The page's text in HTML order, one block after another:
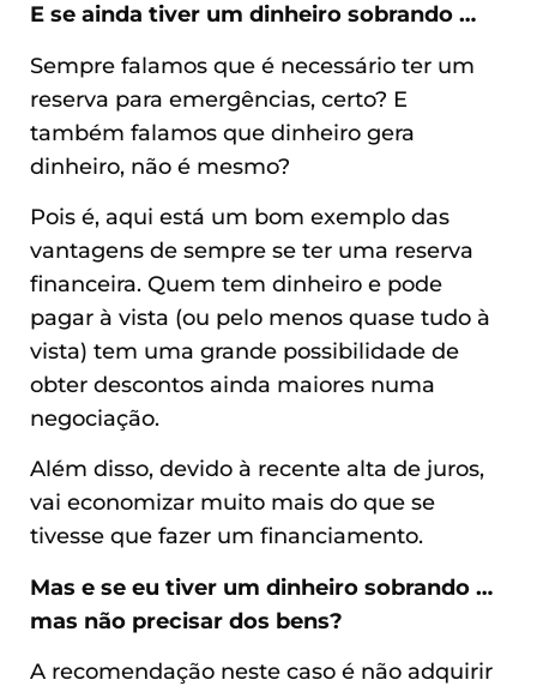
E se ainda tiver um dinheiro sobrando …
Sempre falamos que é necessário ter um
reserva para emergências, certo? E
também falamos que dinheiro gera
dinheiro, não é mesmo?
Pois é, aqui está um bom exemplo das
vantagens de sempre se ter uma reserva
financeira. Quem tem dinheiro e pode
pagar à vista (ou pelo menos quase tudo à
vista) tem uma grande possibilidade de
obter descontos ainda maiores numa
negociação.
Além disso, devido à recente alta de juros,
vai economizar muito mais do que se
tivesse que fazer um financiamento.
Mas e se eu tiver um dinheiro sobrando …
mas não precisar dos bens?
A recomendação neste caso é não adquirir